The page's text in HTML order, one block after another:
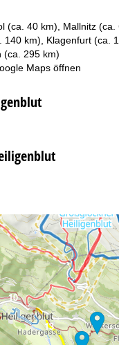
(ca. 40 km), Mallnitz (ca.
140 km), Klagenfurt (ca.
(ca. 295 km)
Maps öffnen
13
10